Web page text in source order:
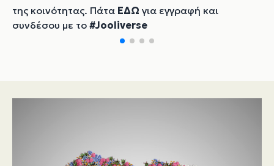
της κοινότητας. Πάτα ΕΔΩ για εγγραφή και
συνδέσου με το #Jooliverse